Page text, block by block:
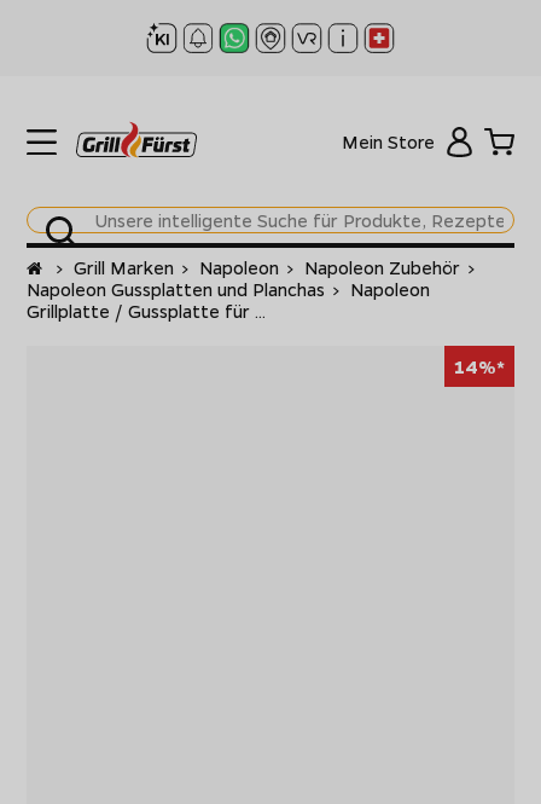
Mein Store
Startseite
> Grill Marken > Napoleon > Napoleon Zubehör >
Napoleon Gussplatten und Planchas > Napoleon
Grillplatte / Gussplatte für ...
14%*